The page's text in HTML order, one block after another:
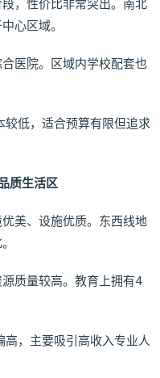
，性价比非常突出。南北
心区域。
医院。区域内学校配套也
较低，适合预算有限但追求
质生活区
美、设施优质。东西线地
质量较高。教育上拥有4
高，主要吸引高收入专业人